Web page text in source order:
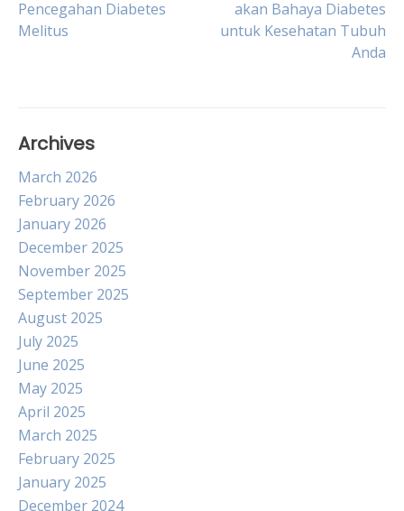
navigation
Pencegahan Diabetes
Melitus
akan Bahaya Diabetes
untuk Kesehatan Tubuh
Anda
Archives
March 2026
February 2026
January 2026
December 2025
November 2025
September 2025
August 2025
July 2025
June 2025
May 2025
April 2025
March 2025
February 2025
January 2025
December 2024